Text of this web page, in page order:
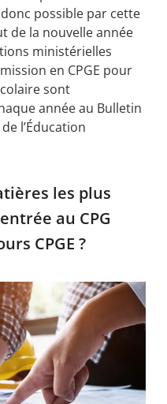
donc possible par cette
de la nouvelle année
ministérielles
en CPGE pour
sont
année au Bulletin
l’Éducation
les plus
au CPG
CPGE ?